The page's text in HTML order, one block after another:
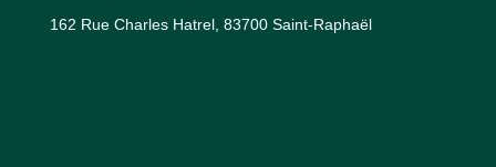
162 Rue Charles Hatrel, 83700 Saint-Raphaël